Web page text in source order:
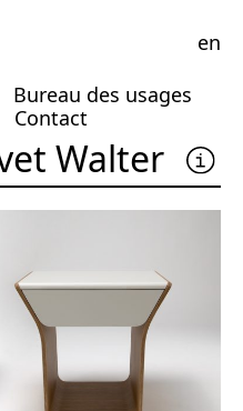
Bureau des usages
Contact
en
Walter